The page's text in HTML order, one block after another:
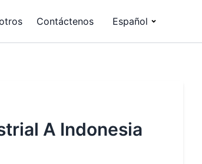
Contáctenos Español
A Indonesia